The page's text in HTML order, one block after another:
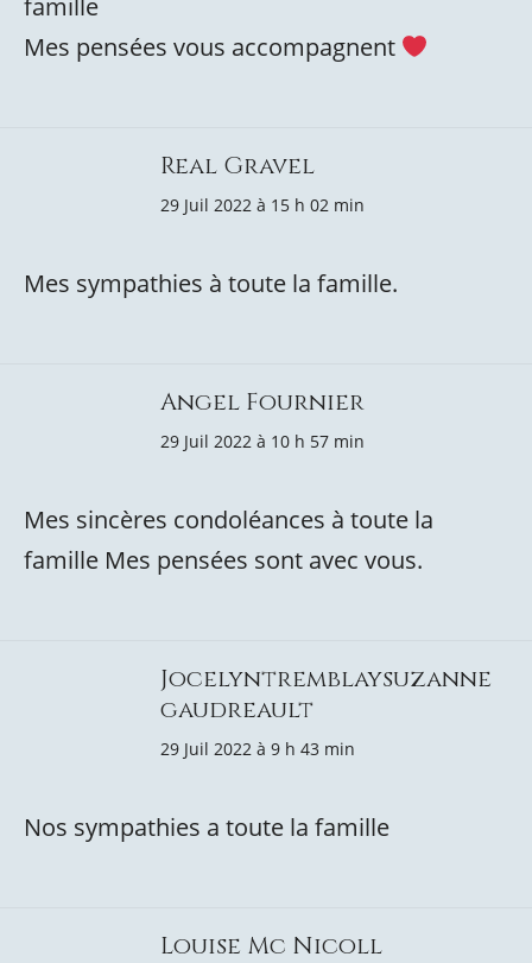
famille
Mes pensées vous accompagnent
Real Gravel
29 Juil 2022 à 15 h 02 min
Mes sympathies à toute la famille.
Angel Fournier
29 Juil 2022 à 10 h 57 min
Mes sincères condoléances à toute la
famille Mes pensées sont avec vous.
Jocelyntremblaysuzanne
gaudreault
29 Juil 2022 à 9 h 43 min
Nos sympathies a toute la famille
Louise Mc Nicoll